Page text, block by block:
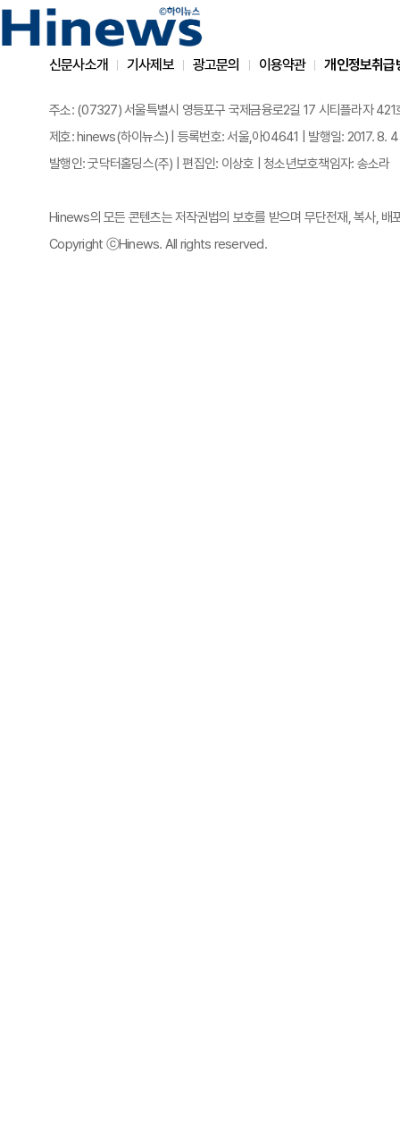
신문사소개 기사제보 광고문의 이용약관 개인정보취급
주소: (07327) 서울특별시 영등포구 국제금융로2길 17 시티플라자
제호: hinews(하이뉴스) | 등록번호: 서울,아04641 | 발행일: 2017. 8. 4
발행인: 굿닥터홀딩스(주) | 편집인: 이상호 | 청소년보호책임자: 송소라
Hinews의 모든 콘텐츠는 저작권법의 보호를 받으며 무단전재, 복사, 배
Copyright ⓒHinews. All rights reserved.